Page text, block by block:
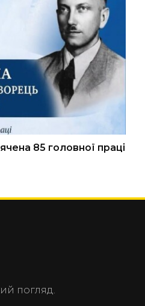
85 головної праці
погляд.